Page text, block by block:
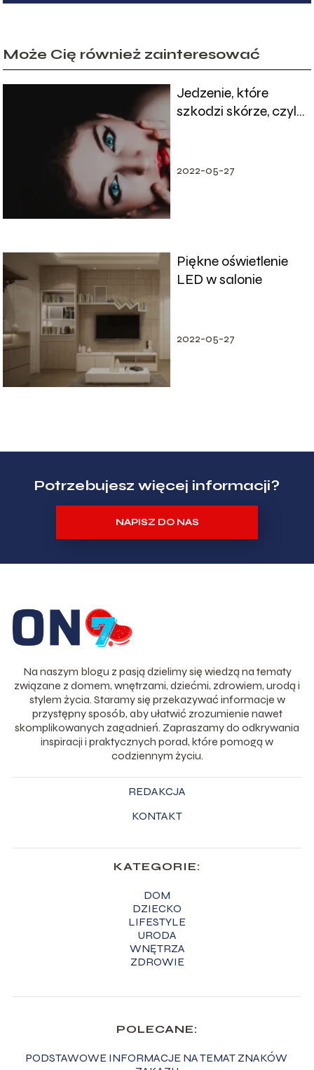
Może Cię również zainteresować
Jedzenie, które
szkodzi skórze, czyli
prawidłowa dieta
2022-05-27
Piękne oświetlenie
LED w salonie
2022-05-27
Potrzebujesz więcej informacji?
NAPISZ DO NAS
Na naszym blogu z pasją dzielimy się wiedzą na tematy
związane z domem, wnętrzami, dziećmi, zdrowiem, urodą i
stylem życia. Staramy się przekazywać informacje w
przystępny sposób, aby ułatwić zrozumienie nawet
skomplikowanych zagadnień. Zapraszamy do odkrywania
inspiracji i praktycznych porad, które pomogą w
codziennym życiu.
REDAKCJA
KONTAKT
KATEGORIE:
DOM
DZIECKO
LIFESTYLE
URODA
WNĘTRZA
ZDROWIE
POLECANE:
PODSTAWOWE INFORMACJE NA TEMAT ZNAKÓW